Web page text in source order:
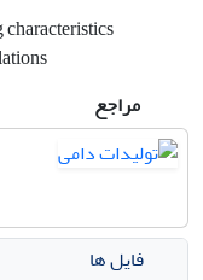
مراجع
فایل ها